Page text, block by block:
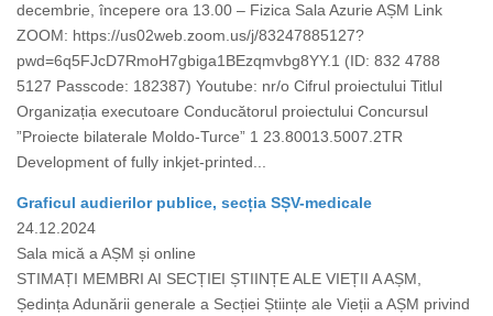
decembrie, începere ora 13.00 – Fizica Sala Azurie AȘM Link
ZOOM: https://us02web.zoom.us/j/83247885127?
pwd=6q5FJcD7RmoH7gbiga1BEzqmvbg8YY.1 (ID: 832 4788
5127 Passcode: 182387) Youtube: nr/o Cifrul proiectului Titlul
Organizația executoare Conducătorul proiectului Concursul
”Proiecte bilaterale Moldo-Turce” 1 23.80013.5007.2TR
Development of fully inkjet-printed...
Graficul audierilor publice, secția SȘV-medicale
24.12.2024
Sala mică a AȘM și online
STIMAȚI MEMBRI AI SECȚIEI ȘTIINȚE ALE VIEȚII A AȘM,
Ședința Adunării generale a Secției Științe ale Vieții a AȘM privind